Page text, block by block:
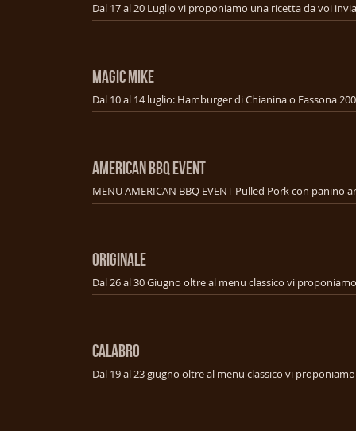
MAGIC MIKE
AMERICAN BBQ EVENT
ORIGINALE
CALABRO